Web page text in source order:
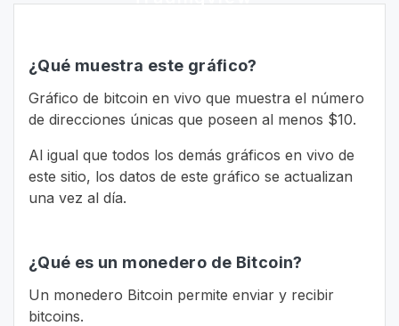
¿Qué muestra este gráfico?
Gráfico de bitcoin en vivo que muestra el número
de direcciones únicas que poseen al menos $10.
Al igual que todos los demás gráficos en vivo de
este sitio, los datos de este gráfico se actualizan
una vez al día.
¿Qué es un monedero de Bitcoin?
Un monedero Bitcoin permite enviar y recibir
bitcoins.